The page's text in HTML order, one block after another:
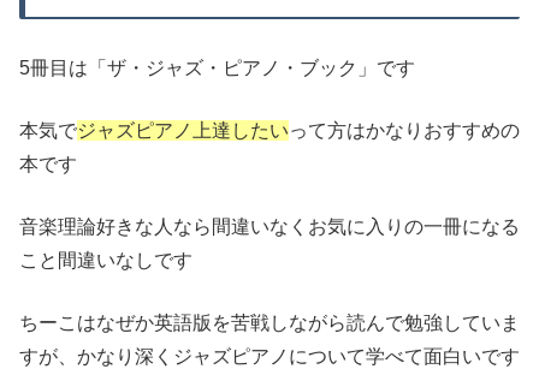
5冊目は「ザ・ジャズ・ピアノ・ブック」です
本気でジャズピアノ上達したいって方はかなりおすすめの
本です
音楽理論好きな人なら間違いなくお気に入りの一冊になる
こと間違いなしです
ちーこはなぜか英語版を苦戦しながら読んで勉強していま
すが、かなり深くジャズピアノについて学べて面白いです